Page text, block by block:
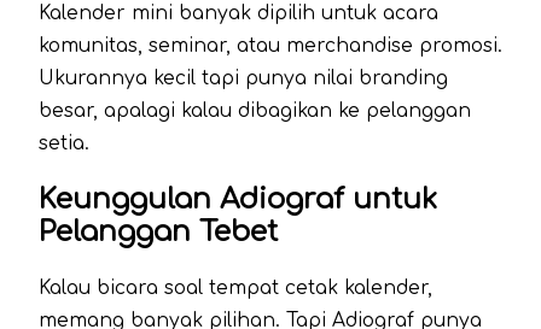
Kalender mini banyak dipilih untuk acara
komunitas, seminar, atau merchandise promosi.
Ukurannya kecil tapi punya nilai branding
besar, apalagi kalau dibagikan ke pelanggan
setia.
Keunggulan Adiograf untuk
Pelanggan Tebet
Kalau bicara soal tempat cetak kalender,
memang banyak pilihan. Tapi Adiograf punya